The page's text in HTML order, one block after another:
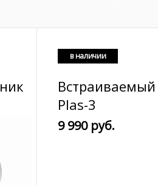
в наличии
Plas-3
9 990 руб.